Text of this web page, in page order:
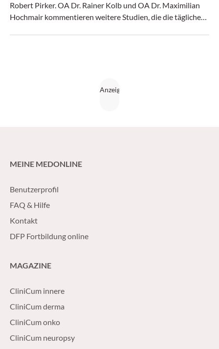
Robert Pirker. OA Dr. Rainer Kolb und OA Dr. Maximilian
Hochmair kommentieren weitere Studien, die die tägliche
MEINE MEDONLINE
Benutzerprofil
FAQ & Hilfe
Kontakt
DFP Fortbildung online
MAGAZINE
CliniCum innere
CliniCum derma
CliniCum onko
CliniCum neuropsy